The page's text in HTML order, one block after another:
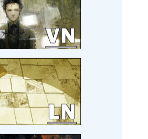
MOI ET MON BLOG
SORTIR DE MA TÊTE EN TOUT